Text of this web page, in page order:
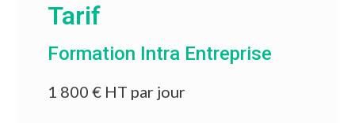
Tarif
Formation Intra Entreprise
1 800 € HT par jour